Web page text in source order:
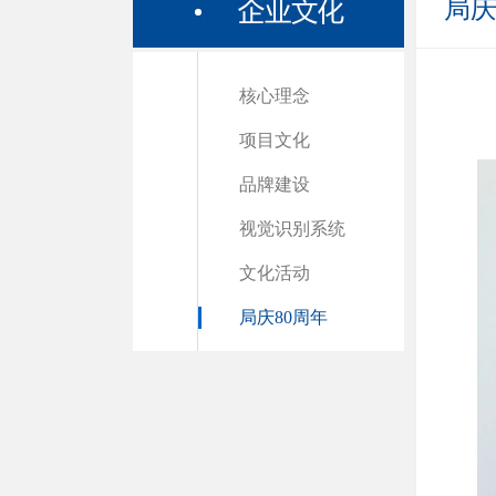
核心理念
项目文化
品牌建设
视觉识别系统
文化活动
局庆80周年
局